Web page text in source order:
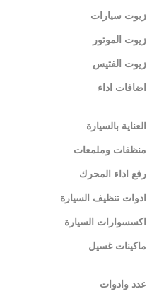
زيوت سيارات
زيوت الموتور
زيوت الفتيس
اضافات اداء
العناية بالسيارة
منظفات وملمعات
رفع اداء المحرك
ادوات تنظيف السيارة
اكسسوارات السيارة
ماكينات غسيل
عدد وادوات